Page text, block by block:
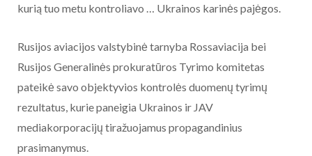
kurią tuo metu kontroliavo … Ukrainos karinės pajėgos.
Rusijos aviacijos valstybinė tarnyba Rossaviacija bei
Rusijos Generalinės prokuratūros Tyrimo komitetas
pateikė savo objektyvios kontrolės duomenų tyrimų
rezultatus, kurie paneigia Ukrainos ir JAV
mediakorporacijų tiražuojamus propagandinius
prasimanymus.